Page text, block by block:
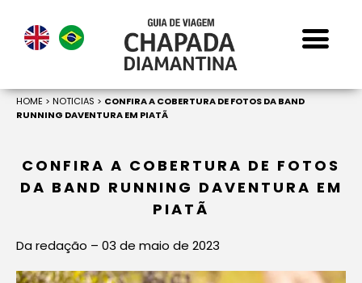
HOME > NOTICIAS > CONFIRA A COBERTURA DE FOTOS DA BAND
RUNNING DAVENTURA EM PIATÃ
CONFIRA A COBERTURA DE FOTOS
DA BAND RUNNING DAVENTURA EM
PIATÃ
Da redação – 03 de maio de 2023